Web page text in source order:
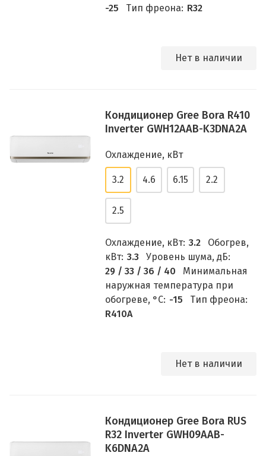
-25
Тип фреона: R32
Нет в наличии
Кондиционер Gree Bora R410
Inverter GWH12AAB-K3DNA2A
Охлаждение, кВт
3.2 4.6 6.15 2.2
2.5
Охлаждение, кВт: 3.2
Обогрев,
кВт: 3.3
Уровень шума, дБ:
29 / 33 / 36 / 40
Минимальная
наружная температура при
обогреве, °C: -15
Тип фреона:
R410A
Нет в наличии
Кондиционер Gree Bora RUS
R32 Inverter GWH09AAB-
K6DNA2A